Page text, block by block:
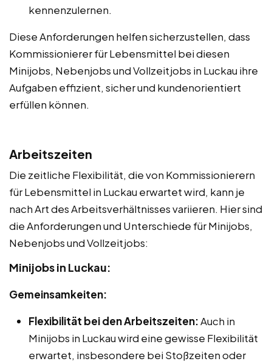
kennenzulernen.
Diese Anforderungen helfen sicherzustellen, dass
Kommissionierer für Lebensmittel bei diesen
Minijobs, Nebenjobs und Vollzeitjobs in Luckau ihre
Aufgaben effizient, sicher und kundenorientiert
erfüllen können.
Arbeitszeiten
Die zeitliche Flexibilität, die von Kommissionierern
für Lebensmittel in Luckau erwartet wird, kann je
nach Art des Arbeitsverhältnisses variieren. Hier sind
die Anforderungen und Unterschiede für Minijobs,
Nebenjobs und Vollzeitjobs:
Minijobs in Luckau:
Gemeinsamkeiten:
Flexibilität bei den Arbeitszeiten:Auch in
Minijobs in Luckau wird eine gewisse Flexibilität
erwartet, insbesondere bei Stoßzeiten oder